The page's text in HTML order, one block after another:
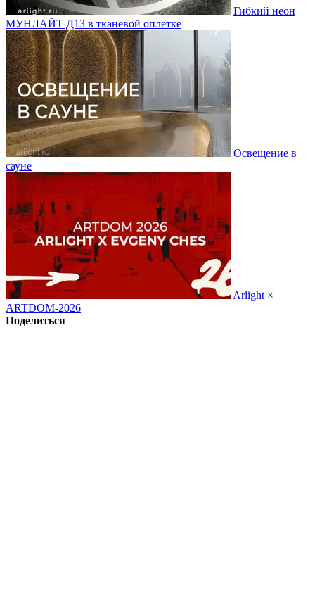
Гибкий неон
МУНЛАЙТ Д13 в тканевой оплетке
Освещение в
сауне
Arlight ×
ARTDOM-2026
Поделиться